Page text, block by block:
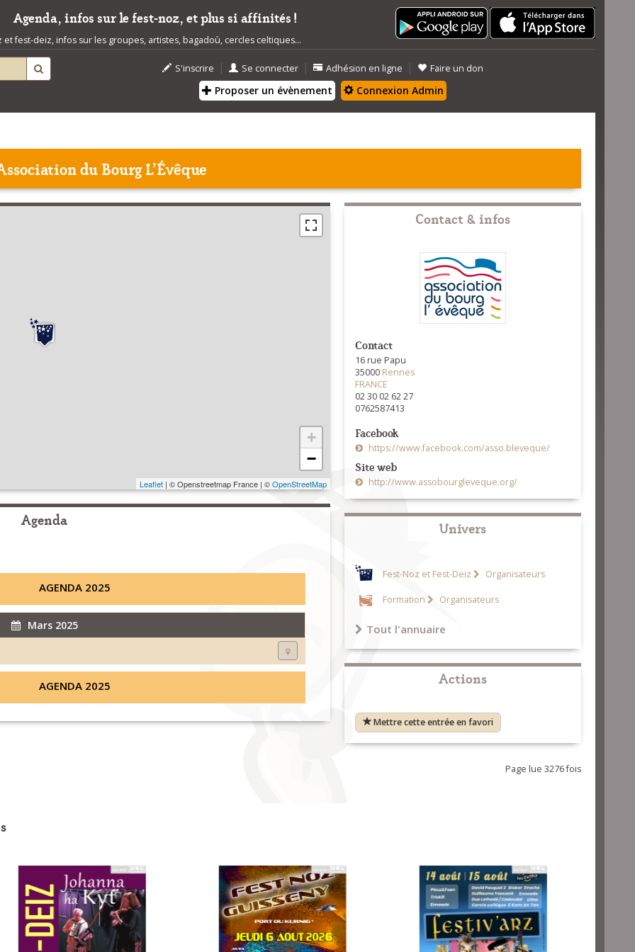
Agenda, infos sur le fest-noz, et plus si affinités !
fest-deiz, infos sur les groupes, artistes, bagadoù, cercles celtiques...
S'inscrire | Se connecter | Adhésion en ligne | Faire un don
Proposer un évènement Connexion Admin
du Bourg L'Évêque
+
−
Leaflet| © Openstreetmap France | ©OpenStreetMap
Agenda
AGENDA 2025
Mars 2025
AGENDA 2025
Contact & infos
Contact
16 rue Papu
35000 Rennes
FRANCE
02 30 02 62 27
0762587413
Facebook
https://www.facebook.com/asso.bleveque/
Site web
http://www.assobourgleveque.org/
Univers
Fest-Noz et Fest-Deiz Organisateurs
Formation Organisateurs
Tout l'annuaire
Actions
Mettre cette entrée en favori
Page lue 3276 fois